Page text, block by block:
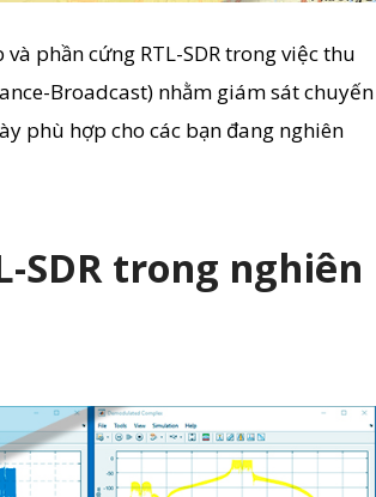
phần cứng RTL-SDR trong việc thu
Broadcast) nhằm giám sát chuyến
phù hợp cho các bạn đang nghiên
SDR trong nghiên